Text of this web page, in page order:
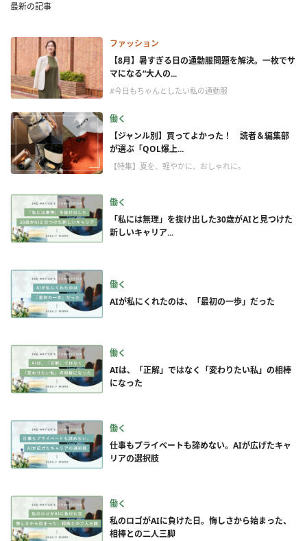
最新の記事
ファッション
【8月】暑すぎる日の通勤服問題を解決。一枚でサ
マになる“大人の...
#今日もちゃんとしたい私の通勤服
働く
【ジャンル別】買ってよかった！ 読者＆編集部
が選ぶ「QOL爆上...
【特集】夏を、軽やかに、おしゃれに。
働く
「私には無理」を抜け出した30歳がAIと見つけた
新しいキャリア...
働く
AIが私にくれたのは、「最初の一歩」だった
働く
AIは、「正解」ではなく「変わりたい私」の相棒
になった
働く
仕事もプライベートも諦めない。AIが広げたキャ
リアの選択肢
働く
私のロゴがAIに負けた日。悔しさから始まった、
相棒との二人三脚